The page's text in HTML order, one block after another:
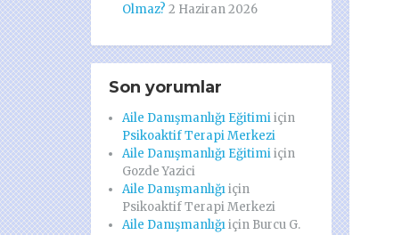
Olmaz? 2 Haziran 2026
Son yorumlar
Aile Danışmanlığı Eğitimiiçin
Psikoaktif Terapi Merkezi
Aile Danışmanlığı Eğitimiiçin
Gozde Yazici
Aile Danışmanlığıiçin
Psikoaktif Terapi Merkezi
Aile Danışmanlığıiçin Burcu G.